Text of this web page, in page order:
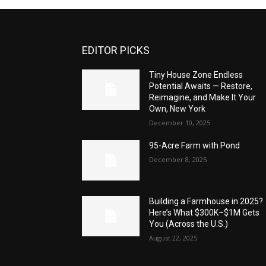
EDITOR PICKS
Tiny House Zone Endless
Potential Awaits — Restore,
Reimagine, and Make It Your
Own, New York
December 10, 2025
95-Acre Farm with Pond
December 8, 2025
Building a Farmhouse in 2025?
Here’s What $300K–$1M Gets
You (Across the U.S.)
August 22, 2025